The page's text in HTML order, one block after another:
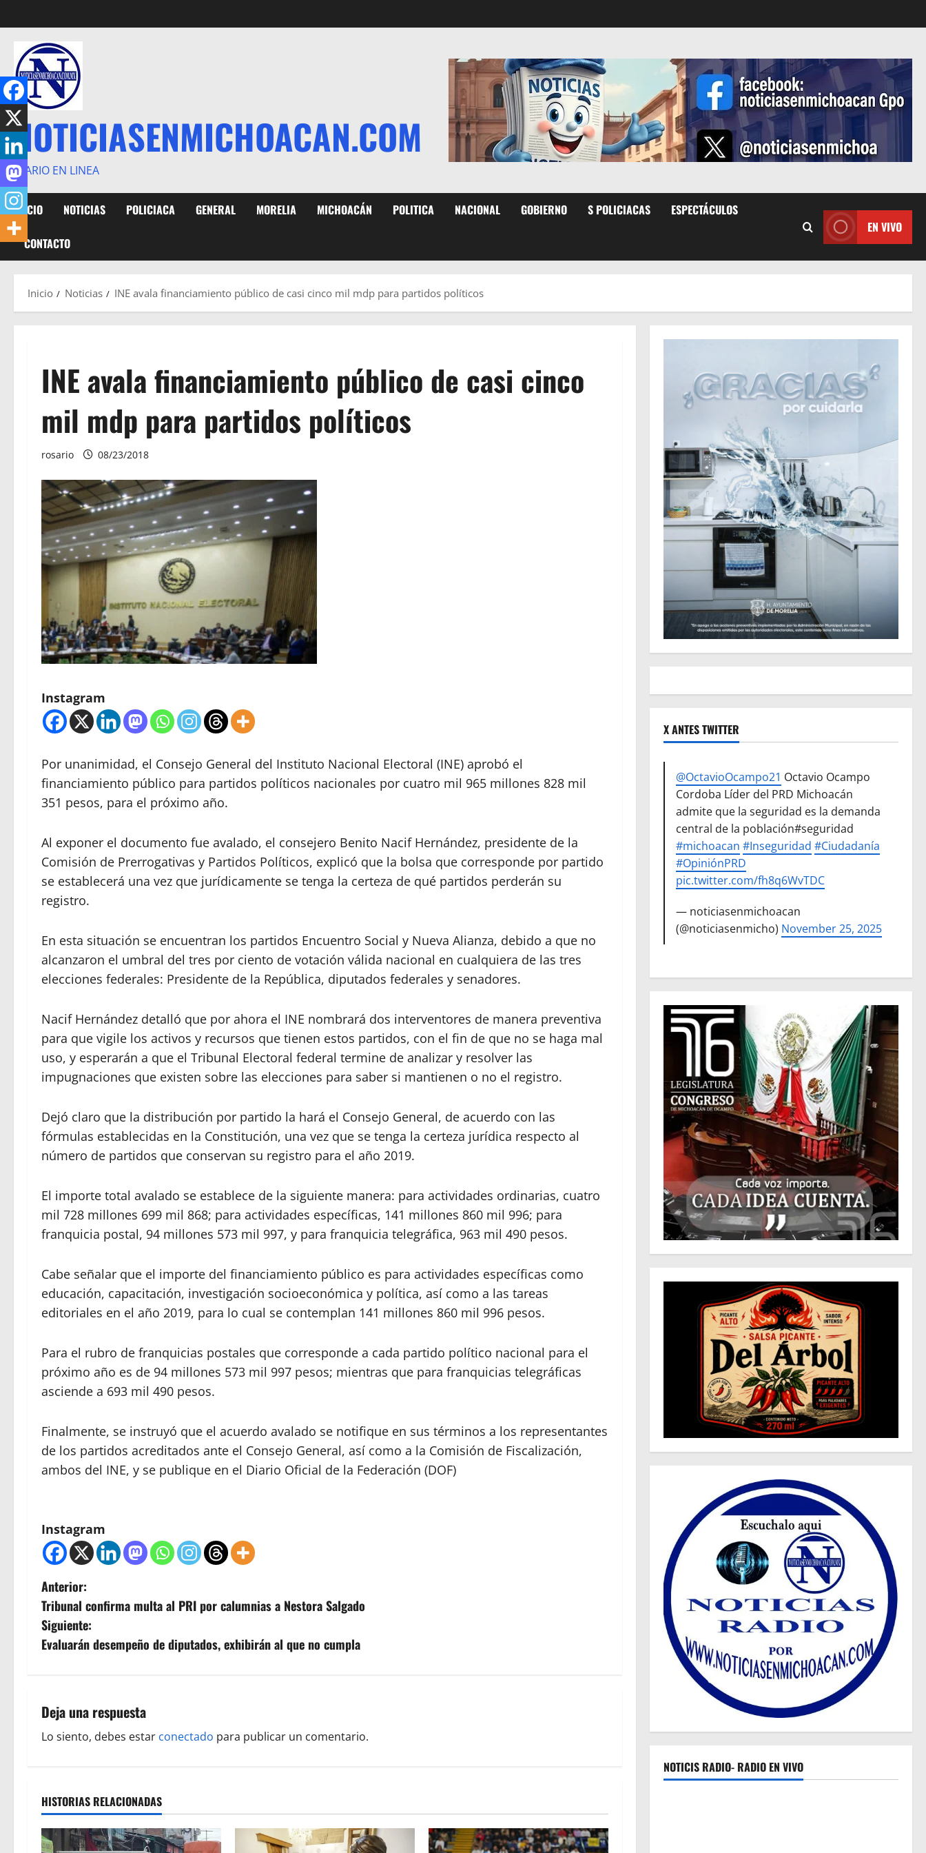
al
contenido
NOTICIASENMICHOACAN.COM
DIARIO EN LINEA
INICIO NOTICIAS POLICIACA GENERAL MORELIA MICHOACÁN POLITICA NACIONAL GOBIERNO S POLICIACAS ESPECTÁCULOS
CONTACTO
EN VIVO
Inicio Noticias INE avala financiamiento público de casi cinco mil mdp para partidos políticos
INE avala financiamiento público de casi cinco
mil mdp para partidos políticos
rosario 08/23/2018
Instagram
Por unanimidad, el Consejo General del Instituto Nacional Electoral (INE) aprobó el
financiamiento público para partidos políticos nacionales por cuatro mil 965 millones 828 mil
351 pesos, para el próximo año.
Al exponer el documento fue avalado, el consejero Benito Nacif Hernández, presidente de la
Comisión de Prerrogativas y Partidos Políticos, explicó que la bolsa que corresponde por partido
se establecerá una vez que jurídicamente se tenga la certeza de qué partidos perderán su
registro.
En esta situación se encuentran los partidos Encuentro Social y Nueva Alianza, debido a que no
alcanzaron el umbral del tres por ciento de votación válida nacional en cualquiera de las tres
elecciones federales: Presidente de la República, diputados federales y senadores.
Nacif Hernández detalló que por ahora el INE nombrará dos interventores de manera preventiva
para que vigile los activos y recursos que tienen estos partidos, con el fin de que no se haga mal
uso, y esperarán a que el Tribunal Electoral federal termine de analizar y resolver las
impugnaciones que existen sobre las elecciones para saber si mantienen o no el registro.
Dejó claro que la distribución por partido la hará el Consejo General, de acuerdo con las
fórmulas establecidas en la Constitución, una vez que se tenga la certeza jurídica respecto al
número de partidos que conservan su registro para el año 2019.
El importe total avalado se establece de la siguiente manera: para actividades ordinarias, cuatro
mil 728 millones 699 mil 868; para actividades específicas, 141 millones 860 mil 996; para
franquicia postal, 94 millones 573 mil 997, y para franquicia telegráfica, 963 mil 490 pesos.
Cabe señalar que el importe del financiamiento público es para actividades específicas como
educación, capacitación, investigación socioeconómica y política, así como a las tareas
editoriales en el año 2019, para lo cual se contemplan 141 millones 860 mil 996 pesos.
Para el rubro de franquicias postales que corresponde a cada partido político nacional para el
próximo año es de 94 millones 573 mil 997 pesos; mientras que para franquicias telegráficas
asciende a 693 mil 490 pesos.
Finalmente, se instruyó que el acuerdo avalado se notifique en sus términos a los representantes
de los partidos acreditados ante el Consejo General, así como a la Comisión de Fiscalización,
ambos del INE, y se publique en el Diario Oficial de la Federación (DOF)
Instagram
N
a
v
g
a
i
ó
Anterior:
Tribunal confirma multa al PRI por calumnias a Nestora Salgado
Siguiente:
Evaluarán desempeño de diputados, exhibirán al que no cumpla
Deja una respuesta
Lo siento, debes estar conectado para publicar un comentario.
HISTORIAS RELACIONADAS
X ANTES TWITTER
@OctavioOcampo21 Octavio Ocampo
Cordoba Líder del PRD Michoacán
admite que la seguridad es la demanda
central de la población#seguridad
#michoacan #Inseguridad #Ciudadanía
#OpiniónPRD
pic.twitter.com/fh8q6WvTDC
— noticiasenmichoacan
(@noticiasenmicho) November 25, 2025
NOTICIS RADIO- RADIO EN VIVO